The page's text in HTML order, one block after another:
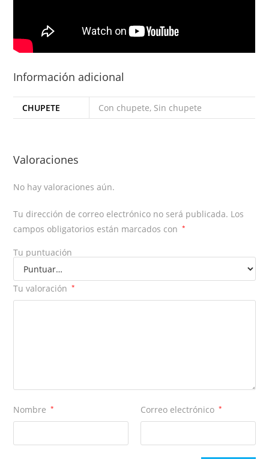
Información adicional
CHUPETE Con chupete, Sin chupete
Valoraciones
No hay valoraciones aún.
Tu dirección de correo electrónico no será publicada. Los
campos obligatorios están marcados con
*
Tu puntuación
Tu valoración *
Nombre * Correo electrónico *